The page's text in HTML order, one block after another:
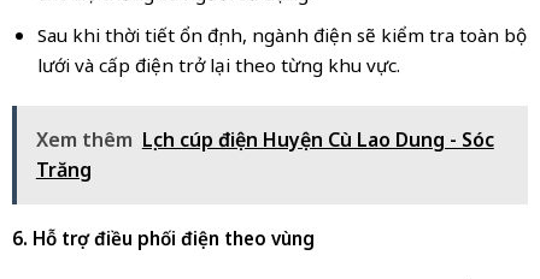
Sau khi thời tiết ổn định, ngành điện sẽ kiểm tra toàn bộ
lưới và cấp điện trở lại theo từng khu vực.
Xem thêm Lịch cúp điện Huyện Cù Lao Dung - Sóc
Trăng
6. Hỗ trợ điều phối điện theo vùng